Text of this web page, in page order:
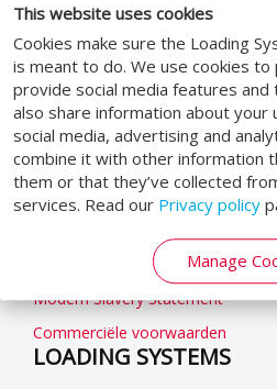
This website uses cookies
Cookies make sure the Loading
is meant to do. We use cookies
provide social media features
also share information about
social media, advertising and
combine it with other information
them or that they’ve collected
services. Read our Privacy policy
Manage
GENERAL
Algemene voorwaarden
Modern Slavery Statement
Commerciële voorwaarden
LOADING SYSTEMS